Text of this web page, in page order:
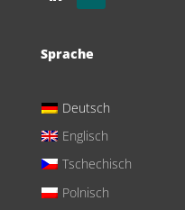
Sprache
Deutsch
Englisch
Tschechisch
Polnisch